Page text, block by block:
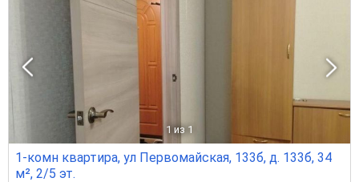
1 из 1
1-комн квартира, ул Первомайская, 133б, д. 133б, 34
м², 2/5 эт.